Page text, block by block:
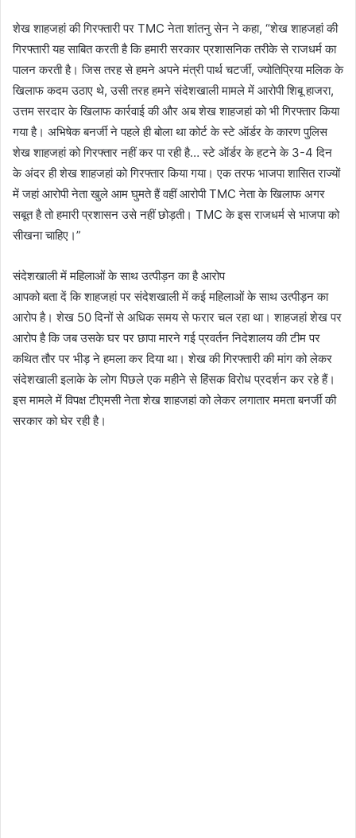
शेख शाहजहां की गिरफ्तारी पर TMC नेता शांतनु सेन ने कहा, “शेख शाहजहां की
गिरफ्तारी यह साबित करती है कि हमारी सरकार प्रशासनिक तरीके से राजधर्म का
पालन करती है। जिस तरह से हमने अपने मंत्री पार्थ चटर्जी, ज्योतिप्रिया मलिक के
खिलाफ कदम उठाए थे, उसी तरह हमने संदेशखाली मामले में आरोपी शिबू हाजरा,
उत्तम सरदार के खिलाफ कार्रवाई की और अब शेख शाहजहां को भी गिरफ्तार किया
गया है। अभिषेक बनर्जी ने पहले ही बोला था कोर्ट के स्टे ऑर्डर के कारण पुलिस
शेख शाहजहां को गिरफ्तार नहीं कर पा रही है… स्टे ऑर्डर के हटने के 3-4 दिन
के अंदर ही शेख शाहजहां को गिरफ्तार किया गया। एक तरफ भाजपा शासित राज्यों
में जहां आरोपी नेता खुले आम घुमते हैं वहीं आरोपी TMC नेता के खिलाफ अगर
सबूत है तो हमारी प्रशासन उसे नहीं छोड़ती। TMC के इस राजधर्म से भाजपा को
सीखना चाहिए।”
संदेशखाली में महिलाओं के साथ उत्पीड़न का है आरोप
आपको बता दें कि शाहजहां पर संदेशखाली में कई महिलाओं के साथ उत्पीड़न का
आरोप है। शेख 50 दिनों से अधिक समय से फरार चल रहा था। शाहजहां शेख पर
आरोप है कि जब उसके घर पर छापा मारने गई प्रवर्तन निदेशालय की टीम पर
कथित तौर पर भीड़ ने हमला कर दिया था। शेख की गिरफ्तारी की मांग को लेकर
संदेशखाली इलाके के लोग पिछले एक महीने से हिंसक विरोध प्रदर्शन कर रहे हैं।
इस मामले में विपक्ष टीएमसी नेता शेख शाहजहां को लेकर लगातार ममता बनर्जी की
सरकार को घेर रही है।